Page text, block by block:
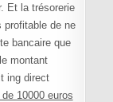
Et la trésorerie
profitable de ne
bancaire que
montant
ing direct
10000 euros